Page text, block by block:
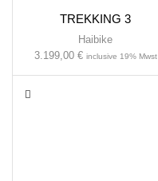
TREKKING 3
Haibike
3.199,00 € inclusive 19% Mwst